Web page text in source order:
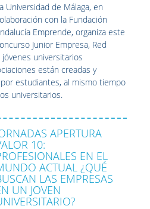
Universidad de Málaga, en
con la Fundación
Emprende, organiza este
Junior Empresa, Red
universitarios
están creadas y
estudiantes, al mismo tiempo
universitarios.
APERTURA
10:
EN EL
ACTUAL ¿QUÉ
LAS EMPRESAS
UN JOVEN